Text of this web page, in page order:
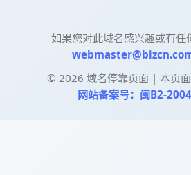
如果您对此域名感兴趣或有任
© 2026 域名停靠页面 | 本页
网站备案号：闽B2-